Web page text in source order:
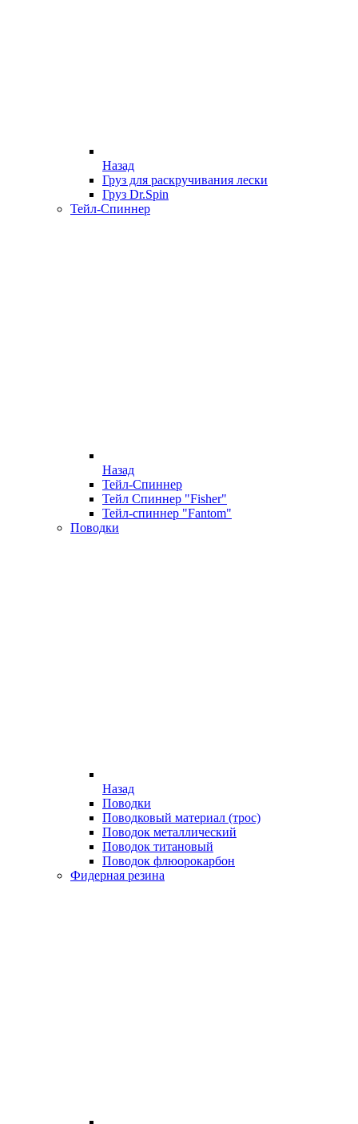
Назад
Груз для раскручивания лески
Груз Dr.Spin
Тейл-Спиннер
Назад
Тейл-Спиннер
Тейл Спиннер "Fisher"
Тейл-спиннер "Fantom"
Поводки
Назад
Поводки
Поводковый материал (трос)
Поводок металлический
Поводок титановый
Поводок флюорокарбон
Фидерная резина